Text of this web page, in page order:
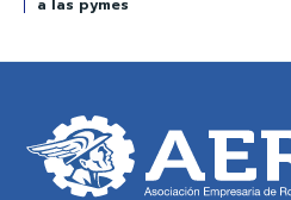
a las pymes